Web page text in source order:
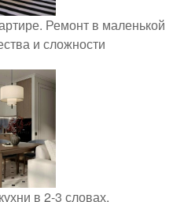
Ремонт в маленькой
и сложности
в 2-3 словах.